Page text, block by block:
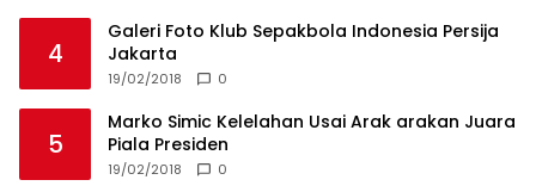
4
Galeri Foto Klub Sepakbola Indonesia Persija
Jakarta
19/02/2018 0
5
Marko Simic Kelelahan Usai Arak arakan Juara
Piala Presiden
19/02/2018 0